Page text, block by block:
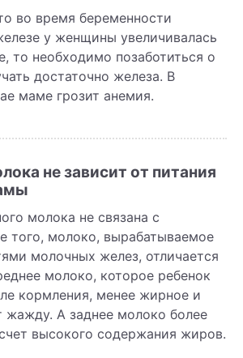
во время беременности
у женщины увеличивалась
то необходимо позаботиться о
достаточно железа. В
маме грозит анемия.
не зависит от питания
молока не связана с
того, молоко, вырабатываемое
молочных желез, отличается
молоко, которое ребенок
кормления, менее жирное и
жажду. А заднее молоко более
высокого содержания жиров.